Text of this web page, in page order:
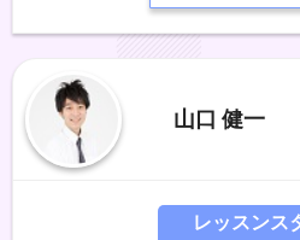
山口 健一
レッスンス